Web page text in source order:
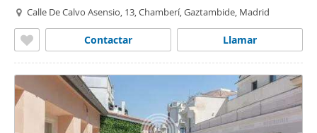
Calle De Calvo Asensio, 13, Chamberí, Gaztambide, Madrid
Llamar
Contactar